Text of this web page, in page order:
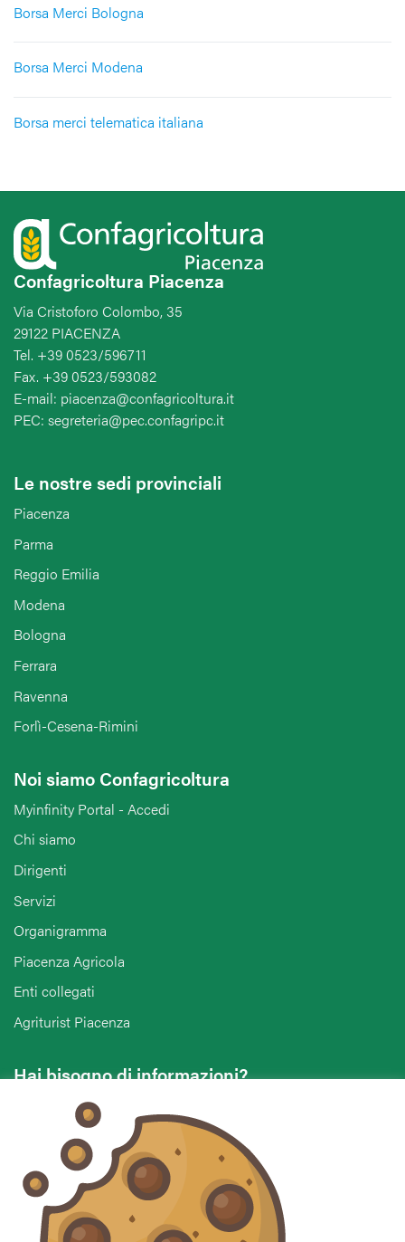
Borsa Merci Bologna
Borsa Merci Modena
Borsa merci telematica italiana
Confagricoltura Piacenza
Via Cristoforo Colombo, 35
29122 PIACENZA
Tel. +39 0523/596711
Fax. +39 0523/593082
E-mail: piacenza@confagricoltura.it
PEC: segreteria@pec.confagripc.it
Le nostre sedi provinciali
Piacenza
Parma
Reggio Emilia
Modena
Bologna
Ferrara
Ravenna
Forlì-Cesena-Rimini
Noi siamo Confagricoltura
Myinfinity Portal - Accedi
Chi siamo
Dirigenti
Servizi
Organigramma
Piacenza Agricola
Enti collegati
Agriturist Piacenza
Hai bisogno di informazioni?
Vuoi contattarci per ricevere assistenza, lasciare un
commento o chiedere informazioni?
CONTATTACI